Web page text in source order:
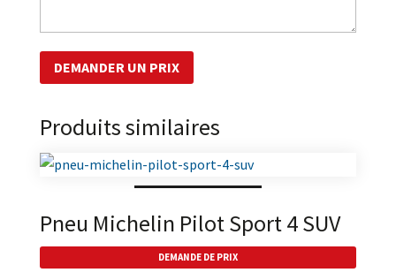
Produits similaires
Pneu Michelin Pilot Sport 4 SUV
DEMANDE DE PRIX